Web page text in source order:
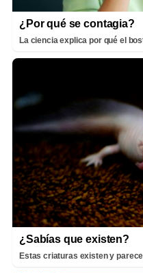
¿Por qué se contagia?
La ciencia explica por qué el
¿Sabías que existen?
Estas criaturas existen y